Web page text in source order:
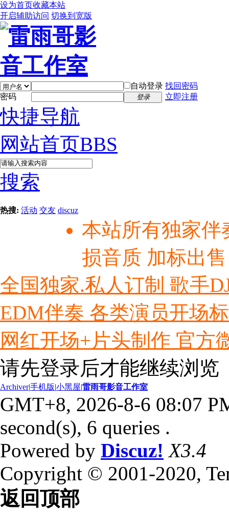
设为首页收藏本站
开启辅助访问 切换到宽版
自动登录 找回密码
密码
登录 立即注册
快捷导航
网站首页BBS
搜索
热搜: 活动 交友 discuz
本站所有独家伴
损音质 加标出
全国独家.私人订制 歌手
EDM伴奏 各类演员开场
网红开场+片头制作 官方
请先登录后才能继续浏览
Archiver|手机版|小黑屋|雷雨哥影音工作室
GMT+8, 2026-8-6 08:07
second(s), 6 queries .
Powered by Discuz! X3.4
Copyright © 2001-2020,
返回顶部